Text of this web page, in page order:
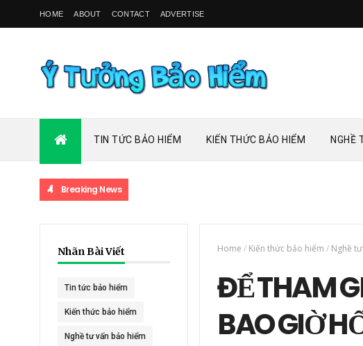
HOME ABOUT CONTACT ADVERTISE
TIN TỨC BẢO HIỂM KIẾN THỨC BẢO HIỂM NGHỀ
Breaking News
Nhãn Bài Viết
Tin tức bảo hiểm
Kiến thức bảo hiểm
Nghề tư vấn bảo hiểm
Home / Kiến thức bảo hiểm / Nghề
ĐỂ THAM
BAO GIỜ